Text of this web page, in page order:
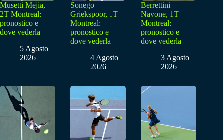
Musetti Mejia,
2T Montreal:
pronostico e
dove vederla
5 Agosto
2026
Sonego
Griekspoor, 1T
Montreal:
pronostico e
dove vederla
4 Agosto
2026
Berrettini
Navone, 1T
Montreal:
pronostico e
dove vederla
3 Agosto
2026